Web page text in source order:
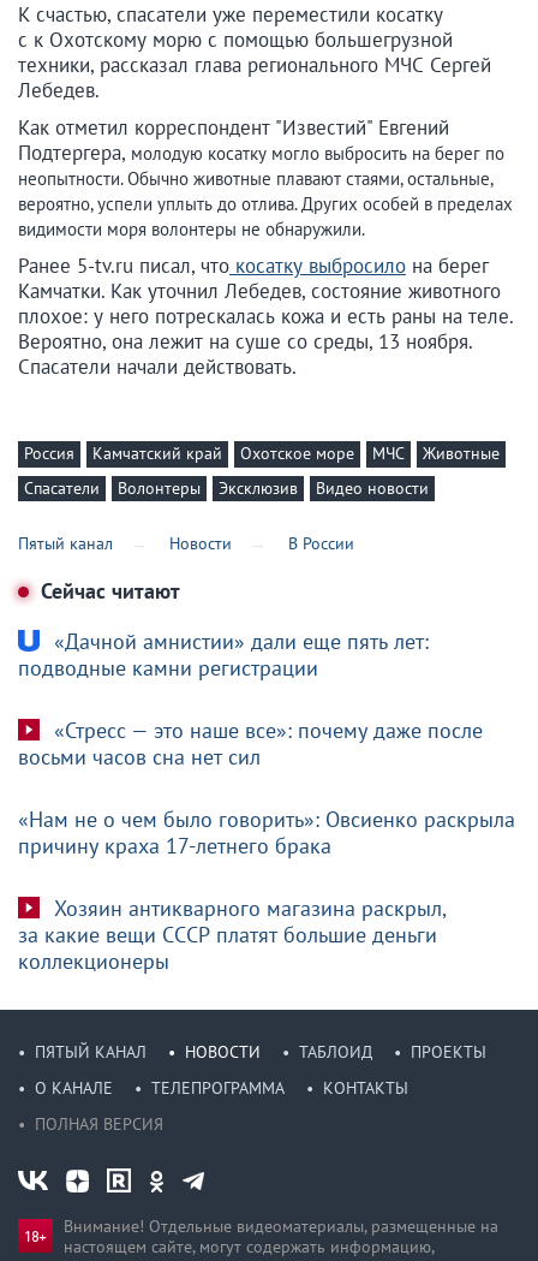
К счастью, спасатели уже переместили косатку
с к Охотскому морю с помощью большегрузной
техники, рассказал глава регионального МЧС Сергей
Лебедев.
Как отметил корреспондент "Известий" Евгений
Подтергера, молодую косатку могло выбросить на берег по
неопытности. Обычно животные плавают стаями, остальные,
вероятно, успели уплыть до отлива. Других особей в пределах
видимости моря волонтеры не обнаружили.
Ранее 5-tv.ru писал, что косатку выбросило на берег
Камчатки. Как уточнил Лебедев, состояние животного
плохое: у него потрескалась кожа и есть раны на теле.
Вероятно, она лежит на суше со среды, 13 ноября.
Спасатели начали действовать.
Россия Камчатский край Охотское море МЧС
Животные
Спасатели
Волонтеры Эксклюзив Видео новости
Пятый канал Новости В России
Сейчас читают
«Дачной амнистии» дали еще пять лет:
подводные камни регистрации
«Стресс — это наше все»: почему даже после
восьми часов сна нет сил
«Нам не о чем было говорить»: Овсиенко раскрыла
причину краха 17-летнего брака
Хозяин антикварного магазина раскрыл,
за какие вещи СССР платят большие деньги
коллекционеры
ПЯТЫЙ КАНАЛ НОВОСТИ ТАБЛОИД
ПРОЕКТЫ
О КАНАЛЕ
ТЕЛЕПРОГРАММА
КОНТАКТЫ
ПОЛНАЯ ВЕРСИЯ
Внимание! Отдельные видеоматериалы, размещенные на
настоящем сайте, могут содержать информацию,